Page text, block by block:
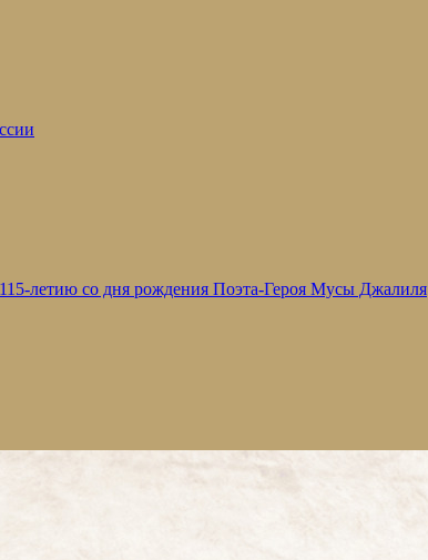
летию со дня рождения Поэта-Героя Мусы Джалиля